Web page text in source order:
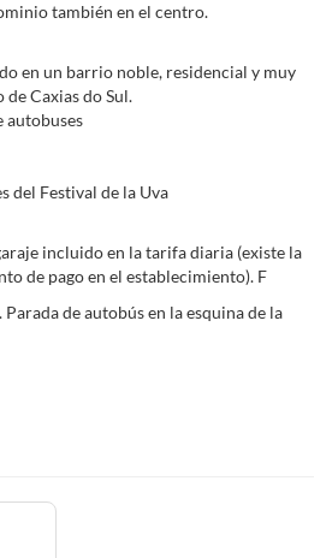
también en el centro.
en un barrio noble, residencial y muy
Caxias do Sul.
autobuses
del Festival de la Uva
incluido en la tarifa diaria (existe la
de pago en el establecimiento). F
Parada de autobús en la esquina de la